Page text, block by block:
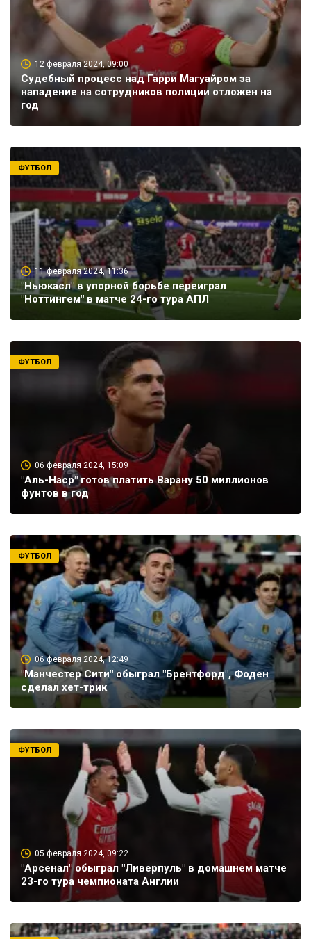
12 февраля 2024, 09:00
Судебный процесс над Гарри Магуайром за
нападение на сотрудников полиции отложен на
год
11 февраля 2024, 11:36
"Ньюкасл" в упорной борьбе переиграл
"Ноттингем" в матче 24-го тура АПЛ
ФУТБОЛ
06 февраля 2024, 15:09
"Аль-Наср" готов платить Варану 50 миллионов
фунтов в год
ФУТБОЛ
06 февраля 2024, 12:49
"Манчестер Сити" обыграл "Брентфорд", Фоден
сделал хет-трик
ФУТБОЛ
05 февраля 2024, 09:22
"Арсенал" обыграл "Ливерпуль" в домашнем матче
23-го тура чемпионата Англии
ФУТБОЛ